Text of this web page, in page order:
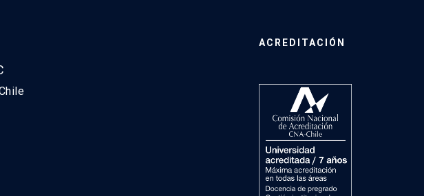
ACREDITACIÓN